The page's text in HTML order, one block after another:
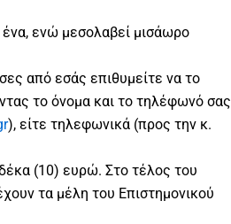
ενώ μεσολαβεί μισάωρο
από εσάς επιθυμείτε να το
το όνομα και το τηλέφωνό σας
), είτε τηλεφωνικά (προς την κ.
(10) ευρώ. Στο τέλος του
τα μέλη του Επιστημονικού